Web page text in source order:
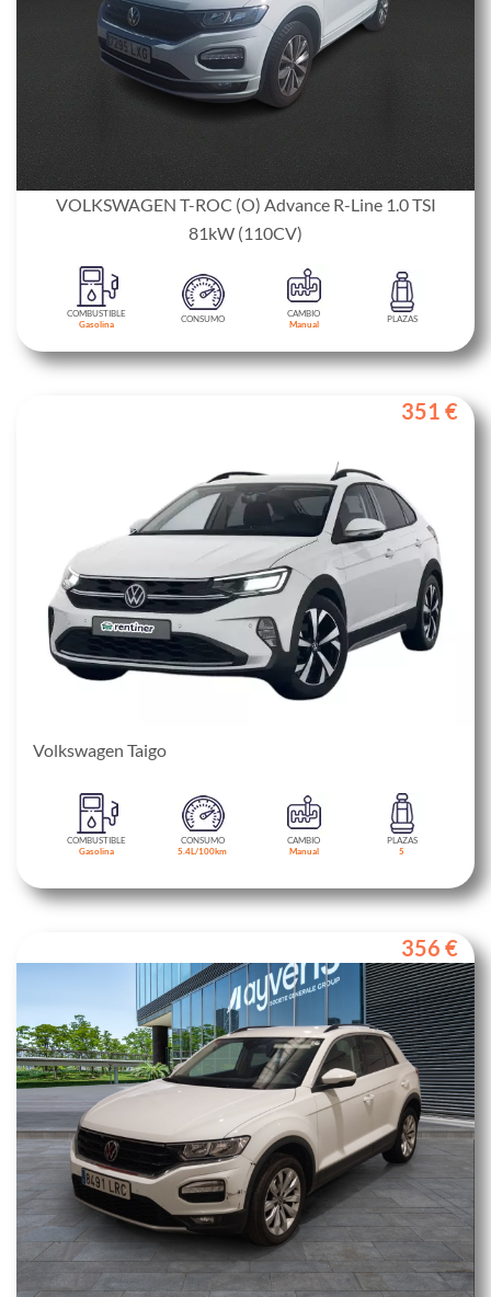
VOLKSWAGEN T-ROC (O) Advance R-Line 1.0 TSI
81kW (110CV)
COMBUSTIBLE
Gasolina
CONSUMO
CAMBIO
Manual
PLAZAS
351 €
Volkswagen Taigo
COMBUSTIBLE
Gasolina
CONSUMO
5.4L/100km
CAMBIO
Manual
PLAZAS
5
356 €